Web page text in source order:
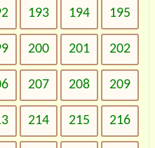
193 194 195
200 201 202
207 208 209
214 215 216